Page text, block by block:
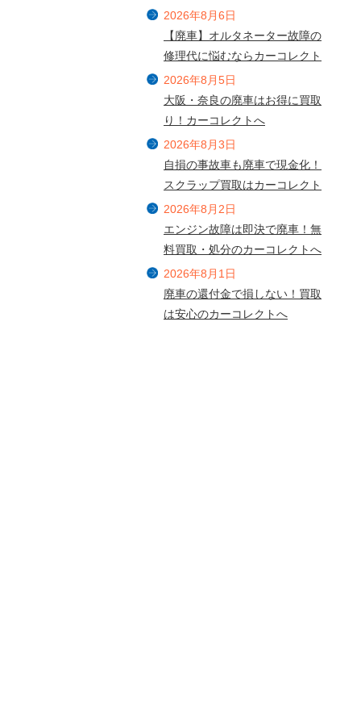
2026年8月6日
【廃車】オルタネーター故障の
修理代に悩むならカーコレクト
2026年8月5日
大阪・奈良の廃車はお得に買取
り！カーコレクトへ
2026年8月3日
自損の事故車も廃車で現金化！
スクラップ買取はカーコレクト
2026年8月2日
エンジン故障は即決で廃車！無
料買取・処分のカーコレクトへ
2026年8月1日
廃車の還付金で損しない！買取
は安心のカーコレクトへ